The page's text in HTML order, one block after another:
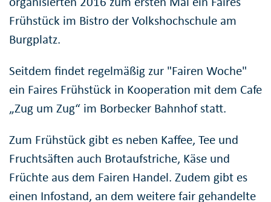
Frühstück im Bistro der Volkshochschule am
Burgplatz.
Seitdem findet regelmäßig zur "Fairen Woche"
ein Faires Frühstück in Kooperation mit dem Cafe
„Zug um Zug“ im Borbecker Bahnhof statt.
Zum Frühstück gibt es neben Kaffee, Tee und
Fruchtsäften auch Brotaufstriche, Käse und
Früchte aus dem Fairen Handel. Zudem gibt es
einen Infostand, an dem weitere fair gehandelte